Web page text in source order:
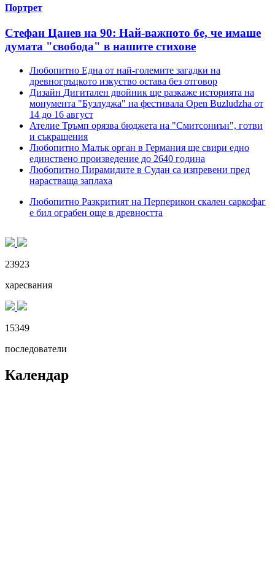
Портрет
Стефан Цанев на 90: Най-важното бе, че имаше
думата "свобода" в нашите стихове
Любопитно Една от най-големите загадки на
древногръцкото изкуство остава без отговор
Дизайн Дигитален двойник ще разкаже историята на
монумента "Бузлуджа" на фестивала Open Buzludzha от
14 до 16 август
Ателие Тръмп орязва бюджета на "Смитсониън", готви
и съкращения
Любопитно Малък орган в Германия ще свири едно
единствено произведение до 2640 година
Любопитно Пирамидите в Судан са изпревени пред
нарастваща заплаха
Любопитно Разкритият на Перперикон скален саркофаг
е бил ограбен още в древността
23923
харесвания
15349
последователи
Календар